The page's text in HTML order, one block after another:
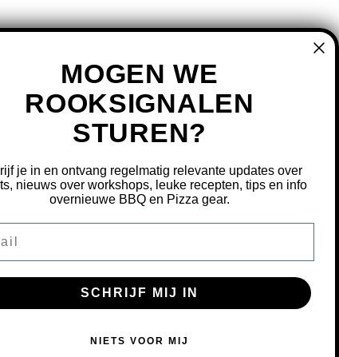
MIJN ACCOUNT
MIJN BESTELLINGEN
MIJN TICKETS
MIJN VERLANGLIJST
WEBSITE TE VERBETEREN.
MOGEN WE
ROOKSIGNALEN
STUREN?
je in en ontvang regelmatig relevante updates over
nieuws over workshops, leuke recepten, tips en info
overnieuwe BBQ en Pizza gear.
SCHRIJF MIJ IN
NIETS VOOR MIJ